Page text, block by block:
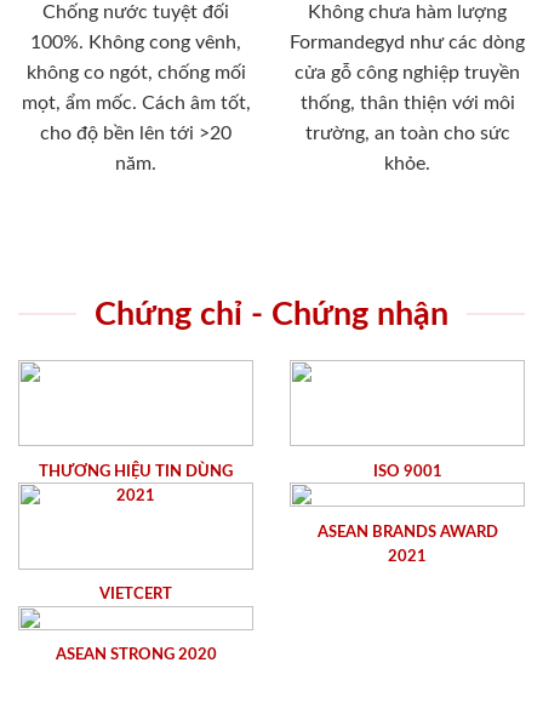
Chống nước tuyệt đối
100%. Không cong vênh,
không co ngót, chống mối
mọt, ẩm mốc. Cách âm tốt,
cho độ bền lên tới >20
năm.
Không chưa hàm lượng
Formandegyd như các dòng
cửa gỗ công nghiệp truyền
thống, thân thiện với môi
trường, an toàn cho sức
khỏe.
Chứng chỉ - Chứng nhận
THƯƠNG HIỆU TIN DÙNG
2021
ISO 9001
VIETCERT
ASEAN BRANDS AWARD
2021
ASEAN STRONG 2020